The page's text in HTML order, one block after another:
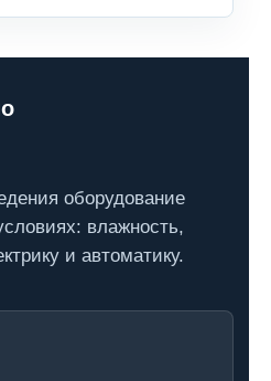
оборудование
влажность,
и автоматику.